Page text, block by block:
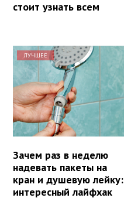
стоит узнать всем
ЛУЧШЕЕ
Зачем раз в неделю
надевать пакеты на
кран и душевую лейку:
интересный лайфхак